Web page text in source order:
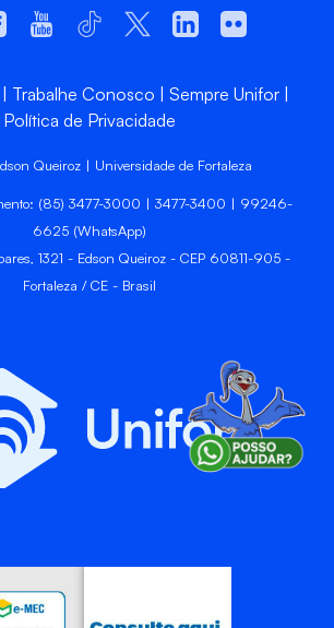
Trabalhe Conosco
Sempre Unifor
Política de Privacidade
Queiroz | Universidade de Fortaleza
(85) 3477-3000 | 3477-3400 | 99246-
6625 (WhatsApp)
1321 - Edson Queiroz - CEP 60811-905 -
Fortaleza / CE - Brasil